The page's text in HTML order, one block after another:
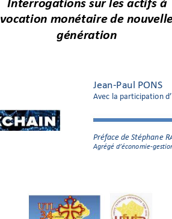
Jean-Paul PONS
Avec la participation
Préface de Stéphane
Agrégé d’économie-
Interrogations sur les actifs à
vocation monétaire de
génération